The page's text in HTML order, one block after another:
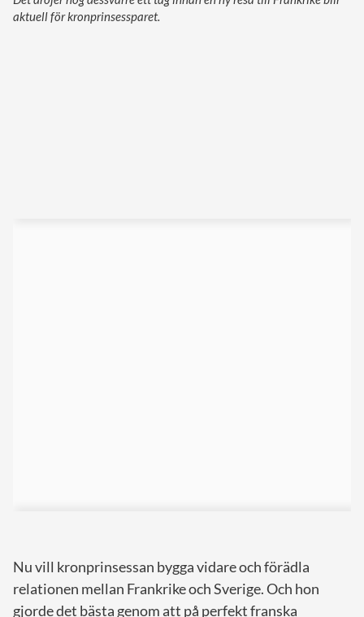
aktuell för kronprinsessparet.
Nu vill kronprinsessan bygga vidare och förädla
relationen mellan Frankrike och Sverige. Och hon
gjorde det bästa genom att på perfekt franska